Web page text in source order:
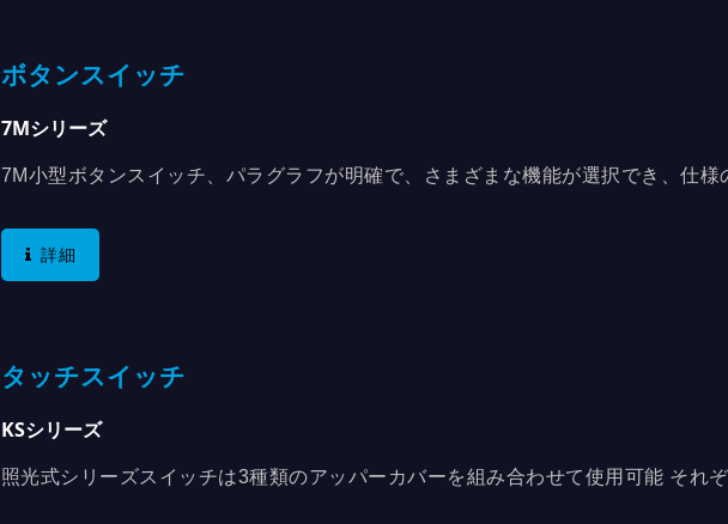
ボタンスイッチ
7Mシリーズ
7M小型ボタンスイッチ、パラグラフが明確で、さまざまな機能が選択でき、仕様
あり、最大RATINGは5Aまで使用できます。UL認証を取得し、RoHS規格に準拠
います。ボタンスイッチ7Mシリーズでは、90度および180度のデザインに加えて
詳細
タッチスイッチ
KSシリーズ
照光式シリーズスイッチは3種類のアッパーカバーを組み合わせて使用​​可能 それ